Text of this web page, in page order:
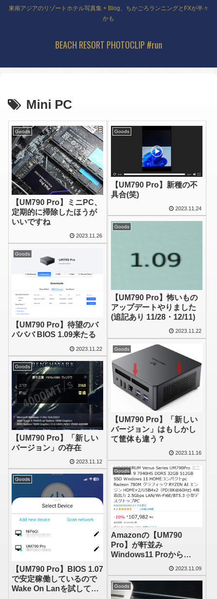
東南アジアのリゾートホテル写真集 + Blog、ちかごろランニングとFXが半々
かも
BEACH RESORT PHOTOCLIP #run
Mini PC
Goods
【UM790 Pro】ミニPC、
定期的に掃除したほうが
いいですね
2023.11.26
Goods
【UM790 Pro】新種の不
具合(笑)
2023.11.24
Goods
【UM790 Pro】怖いもの
アップデートやりました
(追記あり 11/28・12/11)
2023.11.22
Goods
【UM790 Pro】待望のバ
バババ BIOS 1.09来たる
2023.11.22 Goods
【UM790 Pro】「新しい
バージョン」はもしかし
て筐体も違う？
2023.11.16
Goods
【UM790 Pro】「新しい
バージョン」の存在
2023.11.12
Goods
Amazonの【UM790
Pro】が軒並み
Windows11 Proから
Homeになってしまった
2023.11.09
Goods
【UM790 Pro】BIOS 1.07
で安定稼働しているので
Wake On Lanを試してい
Goods